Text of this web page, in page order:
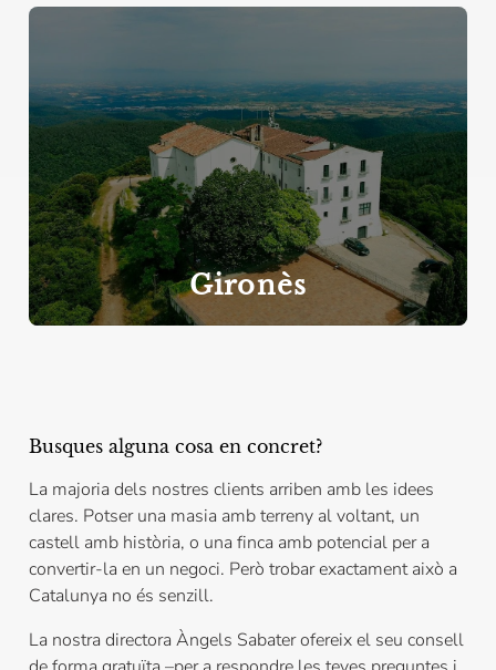
Gironès
Busques alguna cosa en concret?
La majoria dels nostres clients arriben amb les idees
clares. Potser una masia amb terreny al voltant, un
castell amb història, o una finca amb potencial per a
convertir-la en un negoci. Però trobar exactament això a
Catalunya no és senzill.
La nostra directora Àngels Sabater ofereix el seu consell